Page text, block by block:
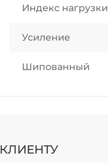
Индекс нагрузки
Усиление
Шипованный
КЛИЕНТУ